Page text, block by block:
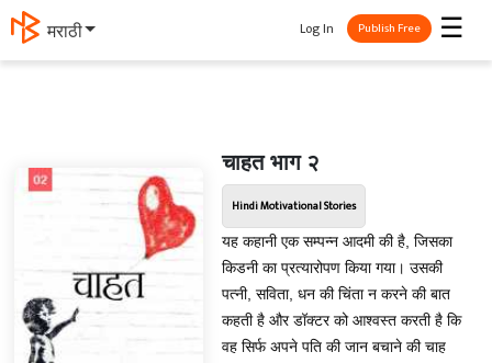
मराठी ☰
Log In Publish Free
चाहत भाग २
Hindi Motivational Stories
यह कहानी एक सम्पन्न आदमी की है, जिसका
किडनी का प्रत्यारोपण किया गया। उसकी
पत्नी, सविता, धन की चिंता न करने की बात
कहती है और डॉक्टर को आश्वस्त करती है कि
वह सिर्फ अपने पति की जान बचाने की चाह